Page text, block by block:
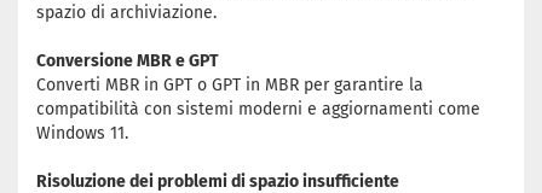
spazio di archiviazione.
Conversione MBR e GPT
Converti MBR in GPT o GPT in MBR per garantire la
compatibilità con sistemi moderni e aggiornamenti come
Windows 11.
Risoluzione dei problemi di spazio insufficiente